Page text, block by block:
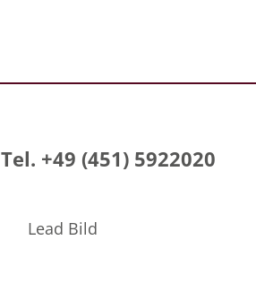
Tel. +49 (451) 5922020